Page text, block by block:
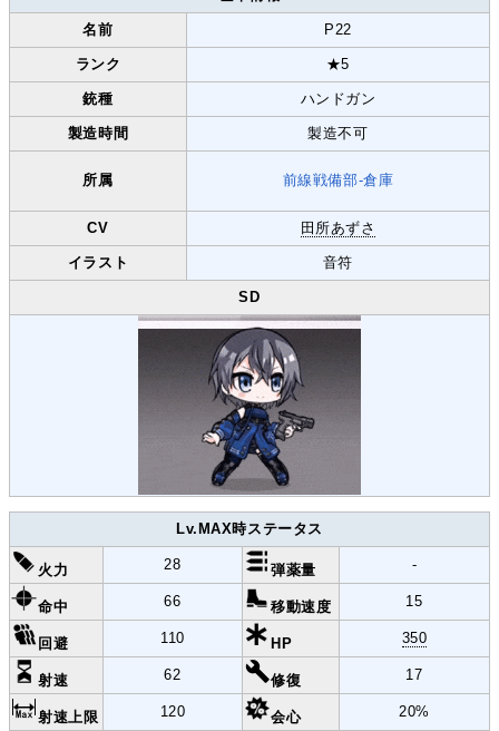
名前 P22
ランク ★5
銃種 ハンドガン
製造時間 製造不可
所属 前線戦備部-倉庫
CV 田所あずさ
イラスト 音符
SD
Lv.MAX時ステータス
火力 28 弾薬量 -
命中 66 移動速度 15
回避 110 HP 350
射速 62 修復 17
射速上限 120 会心 20%